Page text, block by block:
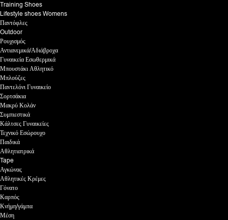
Training Shoes
Lifestyle shoes Womens
Παντόφλες
Outdoor
Ρουχισμός
Αντιανεμικά/Αδιάβροχα
Γυναικεία Εσωθερμικά
Μπουστάκι Αθλητικό
Μπλούζες
Παντελόνι Γυναικείο
Σορτσάκια
Μακρύ Κολάν
Συμπιεστικά
Κάλτσες Γυναικείες
Τεχνικό Εσώρουχο
Παιδικά
Αθλητιατρικά
Tape
Αγκώνας
Αθλητικές Κρέμες
Γόνατο
Καρπός
Κνήμη/γάμπα
Μέση